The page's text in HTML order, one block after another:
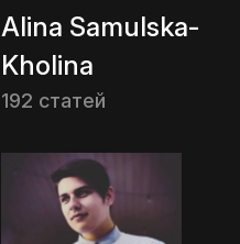
Alina Samulska-
Kholina
192 статей